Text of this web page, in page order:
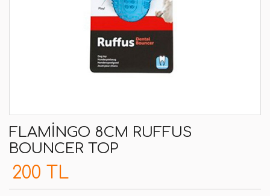
FLAMINGO 8CM RUFFUS
BOUNCER TOP
200 TL